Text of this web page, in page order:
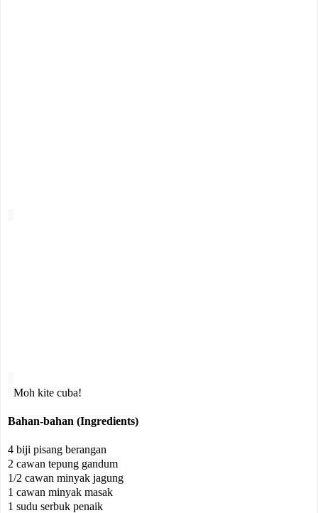
Bahan-bahan (Ingredients)
4 biji pisang berangan
2 cawan tepung gandum
1/2 cawan minyak jagung
1 cawan minyak masak
1 sudu serbuk penaik